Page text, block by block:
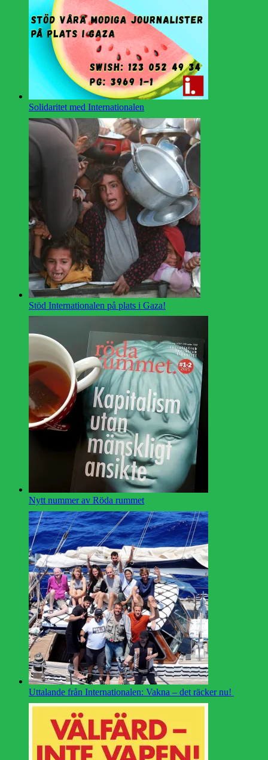
Solidaritet med Internationalen
Stöd Internationalen på plats i Gaza!
Nytt nummer av Röda rummet
Uttalande från Internationalen: Vakna – det räcker nu!